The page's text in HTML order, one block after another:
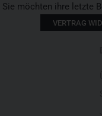
Sie möchten ihre letzte
VERTRAG